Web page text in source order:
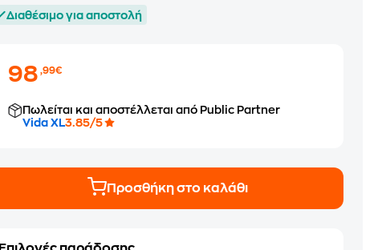
Διαθέσιμο για αποστολή
98,99€
Πωλείται και αποστέλλεται από Public Partner
Vida XL3.85/5
Προσθήκη στο καλάθι